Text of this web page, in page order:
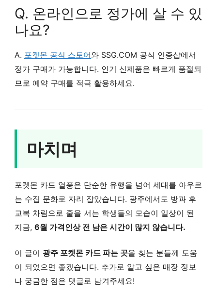
Q. 온라인으로 정가에 살 수 있
나요?
A. 포켓몬 공식 스토어와 SSG.COM 공식 인증샵에서
정가 구매가 가능합니다. 인기 신제품은 빠르게 품절되
므로 예약 구매를 적극 활용하세요.
마치며
포켓몬 카드 열풍은 단순한 유행을 넘어 세대를 아우르
는 수집 문화로 자리 잡았습니다. 광주에서도 방과 후
교복 차림으로 줄을 서는 학생들의 모습이 일상이 된
지금, 6월 가격인상 전 남은 시간이 많지 않습니다.
이 글이 광주 포켓몬 카드 파는 곳을 찾는 분들께 도움
이 되었으면 좋겠습니다. 추가로 알고 싶은 매장 정보
나 궁금한 점은 댓글로 남겨주세요!